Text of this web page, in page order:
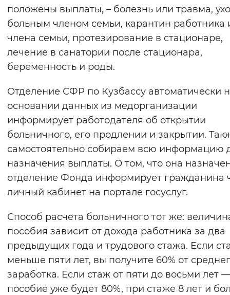
положены выплаты, – болезнь или травма,
больным членом семьи, карантин работника
члена семьи, протезирование в стационаре,
лечение в санатории после стационара,
беременность и роды.
Отделение СФР по Кузбассу автоматически
основании данных из медорганизации
информирует работодателя об открытии
больничного, его продлении и закрытии.
самостоятельно собираем всю информацию
назначения выплаты. О том, что она
отделение Фонда информирует гражданина
личный кабинет на портале госуслуг.
Способ расчета больничного тот же:
пособия зависит от дохода работника за два
предыдущих года и трудового стажа. Если
меньше пяти лет, вы получите 60% от
заработка. Если стаж от пяти до восьми лет —
пособие уже будет 80%, при стаже 8 лет и